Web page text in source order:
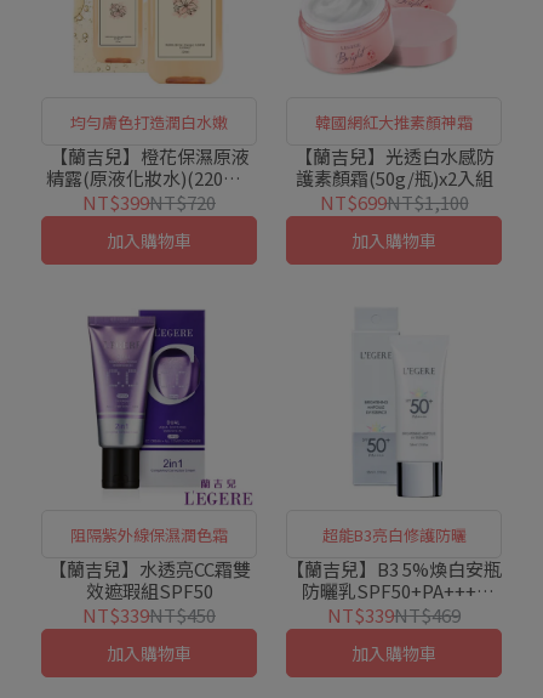
均勻膚色打造潤白水嫩
【蘭吉兒】橙花保濕原液
精露(原液化妝水)(220ml/
瓶)
NT$399NT$720
加入購物車
韓國網紅大推素顏神霜
【蘭吉兒】光透白水感防
護素顏霜(50g/瓶)x2入組
NT$699NT$1,100
加入購物車
阻隔紫外線保濕潤色霜
【蘭吉兒】水透亮CC霜雙
效遮瑕組SPF50
NT$339NT$450
加入購物車
超能B3亮白修護防曬
【蘭吉兒】B3 5%煥白安瓶
防曬乳SPF50+PA++++
(35ml/支)
NT$339NT$469
加入購物車